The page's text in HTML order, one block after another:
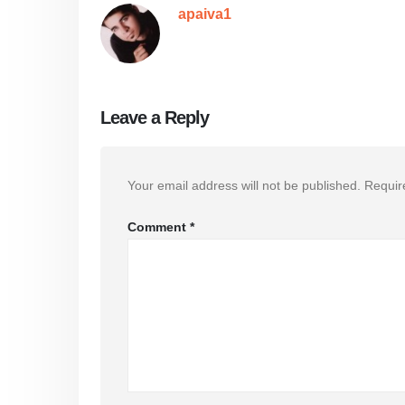
apaiva1
Leave a Reply
Your email address will not be published.
Comment *